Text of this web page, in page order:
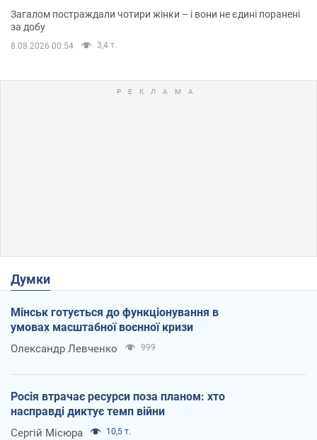
Загалом постраждали чотири жінки – і вони не єдині поранені
за добу
8.08.2026 00:54 3,4 т.
Думки
Мінськ готується до функціонування в
умовах масштабної воєнної кризи
Олександр Левченко 999
Росія втрачає ресурси поза планом: хто
насправді диктує темп війни
Сергій Місюра 10,5 т.